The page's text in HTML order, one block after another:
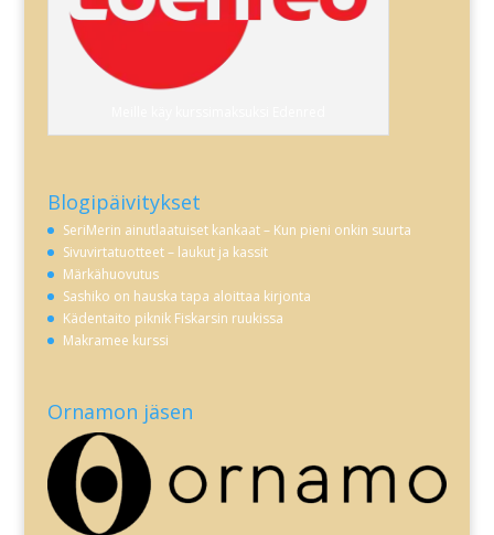
Blogipäivitykset
SeriMerin ainutlaatuiset kankaat – Kun pieni onkin suurta
Sivuvirtatuotteet – laukut ja kassit
Märkähuovutus
Sashiko on hauska tapa aloittaa kirjonta
Kädentaito piknik Fiskarsin ruukissa
Makramee kurssi
Ornamon jäsen